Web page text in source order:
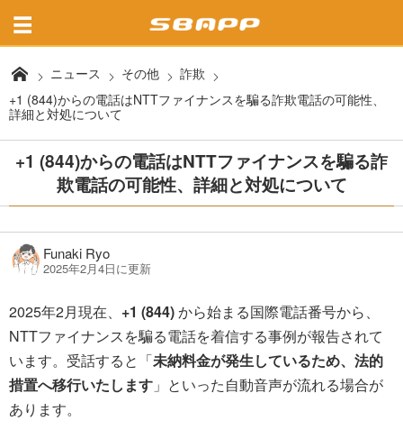
ニュース その他
詐欺
+1 (844)からの電話はNTTファイナンスを騙る詐欺電話の可能性、
詳細と対処について
+1 (844)からの電話はNTTファイナンスを騙る詐
欺電話の可能性、詳細と対処について
Funaki Ryo
2025年2月4日に更新
2025年2月現在、 +1 (844)から始まる国際電話番号から、
NTTファイナンスを騙る電話を着信する事例が報告されて
います。受話すると「未納料金が発生しているため、法的
措置へ移行いたします 」といった自動音声が流れる場合が
あります。